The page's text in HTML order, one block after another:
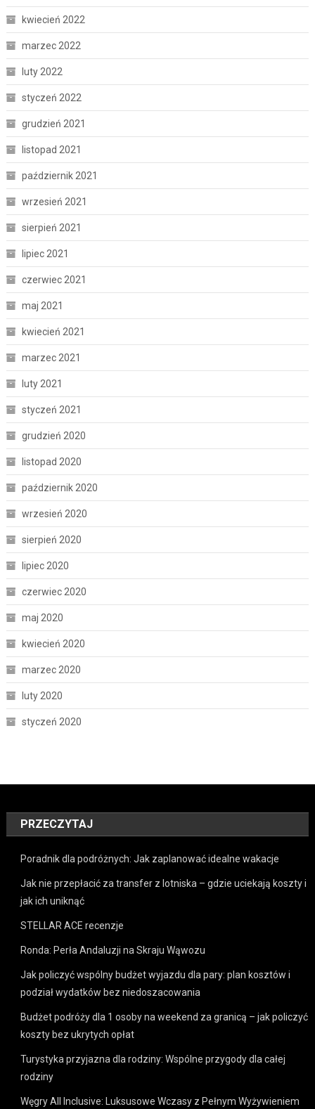
kwiecień 2022
marzec 2022
luty 2022
styczeń 2022
grudzień 2021
listopad 2021
październik 2021
wrzesień 2021
sierpień 2021
lipiec 2021
czerwiec 2021
maj 2021
kwiecień 2021
marzec 2021
luty 2021
styczeń 2021
grudzień 2020
listopad 2020
październik 2020
wrzesień 2020
sierpień 2020
lipiec 2020
czerwiec 2020
maj 2020
kwiecień 2020
marzec 2020
luty 2020
styczeń 2020
PRZECZYTAJ
Poradnik dla podróżnych: Jak zaplanować idealne wakacje
Jak nie przepłacić za transfer z lotniska – gdzie uciekają koszty i
jak ich uniknąć
STELLAR ACE recenzje
Ronda: Perła Andaluzji na Skraju Wąwozu
Jak policzyć wspólny budżet wyjazdu dla pary: plan kosztów i
podział wydatków bez niedoszacowania
Budżet podróży dla 1 osoby na weekend za granicą – jak policzyć
koszty bez ukrytych opłat
Turystyka przyjazna dla rodziny: Wspólne przygody dla całej
rodziny
Węgry All Inclusive: Luksusowe Wczasy z Pełnym Wyżywieniem